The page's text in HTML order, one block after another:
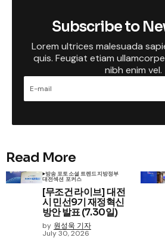
Subscribe to
Lorem ultrices malesuada
quis. Feugiat etiam
nibh enim vel.
Read More
방송 포토소셜 트렌드지방정부
대전섹션 포커스
[무조건 라이브] 대전
시 민선9기 재정혁신
방안 발표 (7.30일)
by 원성욱 기자
July 30, 2026